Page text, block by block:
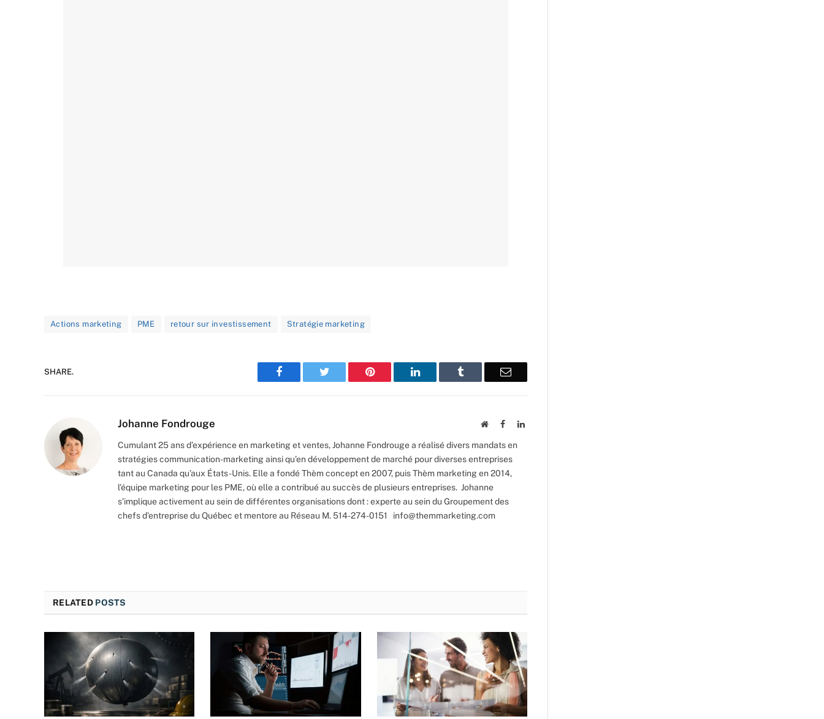
Actions marketing PME retour sur investissement Stratégie marketing
SHARE. Facebook Twitter Pinterest LinkedIn Tumblr Email
Johanne Fondrouge WebsiteFacebookLinkedIn
Cumulant 25 ans d’expérience en marketing et ventes, Johanne Fondrouge a réalisé divers mandats en
stratégies communication-marketing ainsi qu’en développement de marché pour diverses entreprises
tant au Canada qu’aux États-Unis. Elle a fondé Thèm concept en 2007, puis Thèm marketing en 2014,
l’équipe marketing pour les PME, où elle a contribué au succès de plusieurs entreprises. Johanne
s’implique activement au sein de différentes organisations dont : experte au sein du Groupement des
chefs d’entreprise du Québec et mentore au Réseau M. 514-274-0151 info@themmarketing.com
RELATED POSTS